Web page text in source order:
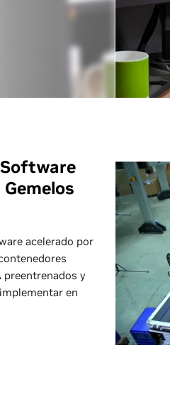
acelerado por
preentrenados y
en